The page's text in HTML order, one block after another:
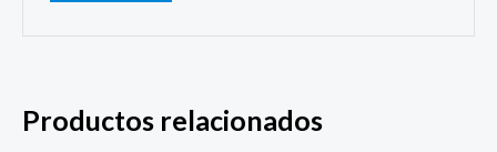
Productos relacionados